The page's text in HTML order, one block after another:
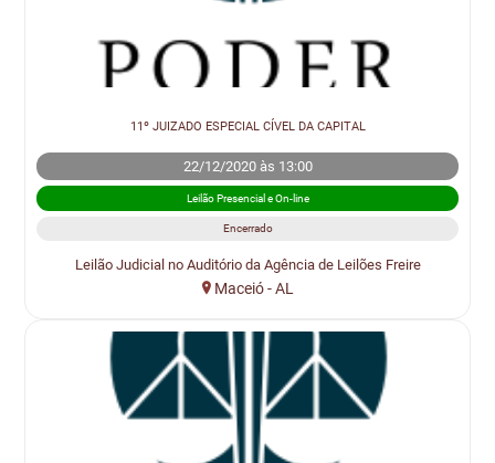
11º JUIZADO ESPECIAL CÍVEL DA CAPITAL
22/12/2020 às 13:00
Leilão Presencial e On-line
Encerrado
Leilão Judicial no Auditório da Agência de Leilões Freire
Maceió - AL